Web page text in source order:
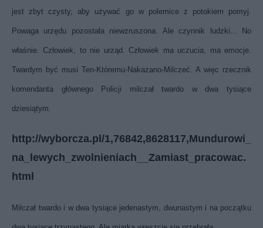
jest zbyt czysty, aby używać go w polemice z potokiem pomyj.
Powaga urzędu pozostała niewzruszona. Ale czynnik ludzki... No
właśnie. Człowiek, to nie urząd. Człowiek ma uczucia, ma emocje.
Twardym być musi Ten-Któremu-Nakazano-Milczeć. A więc rzecznik
komendanta głównego Policji milczał twardo w dwa tysiące
dziesiątym.
http://wyborcza.pl/1,76842,8628117,Mundurowi_
na_lewych_zwolnieniach__Zamiast_pracowac.
html
Milczał twardo i w dwa tysiące jedenastym, dwunastym i na początku